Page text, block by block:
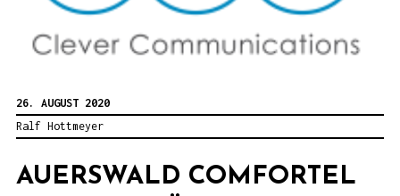
26. AUGUST 2020
Ralf Hottmeyer
AUERSWALD COMFORTEL